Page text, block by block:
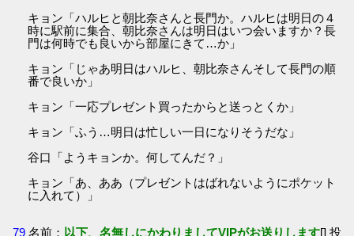
キョン「ハルヒと朝比奈さんと長門か。ハルヒは明日の４
時に駅前に集合、朝比奈さんは明日はいつ会いますか？長
門は何時でも良いから部屋にきて…か」
キョン「じゃあ明日はハルヒ、朝比奈さんそして長門の順
番で良いか」
キョン「一応プレゼント買ったからと送っとくか」
キョン「ふう…明日は忙しい一日になりそうだな」
谷口「ようキョンか。何してんだ？」
キョン「あ、ああ（プレゼントはばれないようにポケット
に入れて）」
79 名前： 以下、名無しにかわりましてVIPがお送りします[] 投